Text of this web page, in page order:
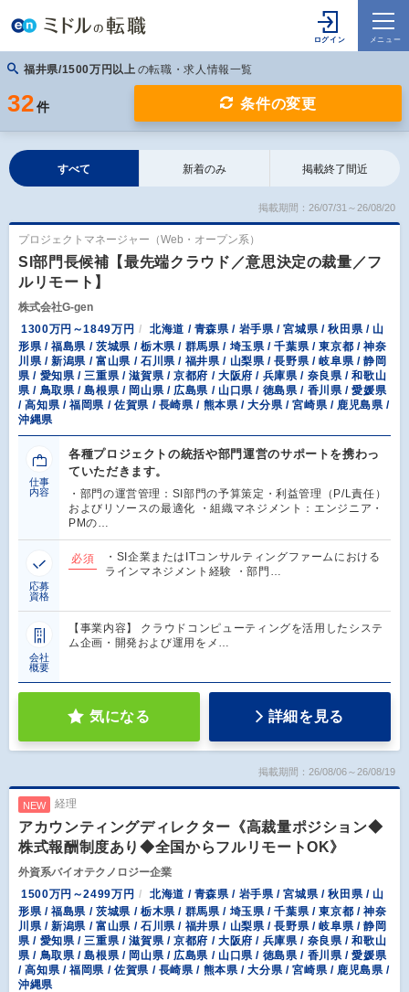
福井県/1500万円以上 の転職・求人情報一覧
32 件 条件の変更
すべて 新着のみ 掲載終了間近
掲載期間：26/07/31～26/08/20
プロジェクトマネージャー（Web・オープン系）
SI部門長候補【最先端クラウド／意思決定の裁量／フ
ルリモート】
株式会社G-gen
1300万円～1849万円
北海道 / 青森県 / 岩手県 / 宮城県 / 秋田県 / 山
形県 / 福島県 / 茨城県 / 栃木県 / 群馬県 / 埼玉県 / 千葉県 / 東京都 / 神奈
川県 / 新潟県 / 富山県 / 石川県 / 福井県 / 山梨県 / 長野県 / 岐阜県 / 静岡
県 / 愛知県 / 三重県 / 滋賀県 / 京都府 / 大阪府 / 兵庫県 / 奈良県 / 和歌山
県 / 鳥取県 / 島根県 / 岡山県 / 広島県 / 山口県 / 徳島県 / 香川県 / 愛媛県
/ 高知県 / 福岡県 / 佐賀県 / 長崎県 / 熊本県 / 大分県 / 宮崎県 / 鹿児島県 /
沖縄県
仕事
内容
各種プロジェクトの統括や部門運営のサポートを携わっ
ていただきます。
・部門の運営管理：SI部門の予算策定・利益管理（P/L責任）
およびリソースの最適化 ・組織マネジメント：エンジニア・
PMの…
応募
資格
必須
・SI企業またはITコンサルティングファームにおける
ラインマネジメント経験 ・部門…
会社
概要
【事業内容】 クラウドコンピューティングを活用したシステ
ム企画・開発および運用をメ…
気になる 詳細を見る
掲載期間：26/08/06～26/08/19
NEW 経理
アカウンティングディレクター《高裁量ポジション◆
株式報酬制度あり◆全国からフルリモートOK》
外資系バイオテクノロジー企業
1500万円～2499万円
北海道 / 青森県 / 岩手県 / 宮城県 / 秋田県 / 山
形県 / 福島県 / 茨城県 / 栃木県 / 群馬県 / 埼玉県 / 千葉県 / 東京都 / 神奈
川県 / 新潟県 / 富山県 / 石川県 / 福井県 / 山梨県 / 長野県 / 岐阜県 / 静岡
県 / 愛知県 / 三重県 / 滋賀県 / 京都府 / 大阪府 / 兵庫県 / 奈良県 / 和歌山
県 / 鳥取県 / 島根県 / 岡山県 / 広島県 / 山口県 / 徳島県 / 香川県 / 愛媛県
/ 高知県 / 福岡県 / 佐賀県 / 長崎県 / 熊本県 / 大分県 / 宮崎県 / 鹿児島県 /
沖縄県